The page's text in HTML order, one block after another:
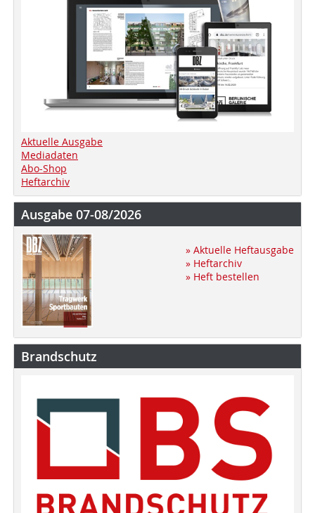
Aktuelle Ausgabe
Mediadaten
Abo-Shop
Heftarchiv
Ausgabe 07-08/2026
» Aktuelle Heftausgabe
» Heftarchiv
» Heft bestellen
Brandschutz